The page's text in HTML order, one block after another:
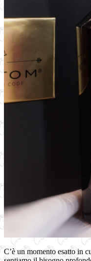
C’è un momento esatto in